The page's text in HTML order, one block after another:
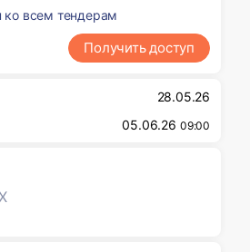
ко всем тендерам
Получить доступ
28.05.26
05.06.26 09:00